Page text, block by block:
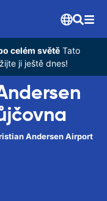
celém světě Tato
ji ještě dnes!
Andersen Airport